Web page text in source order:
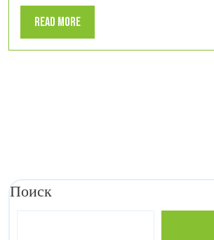
Read MoreRead
More
Поиск